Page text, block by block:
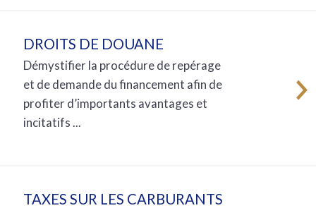
DROITS DE DOUANE
Démystifier la procédure de repérage
et de demande du financement afin de
profiter d’importants avantages et
incitatifs ...
TAXES SUR LES CARBURANTS